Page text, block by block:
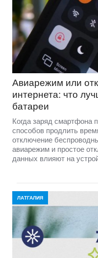
Авиарежим или
интернета: что
батареи
Когда заряд смартфона
способов продлить
отключение
авиарежим и простое
данных влияют на
ЛАТГАЛИЯ